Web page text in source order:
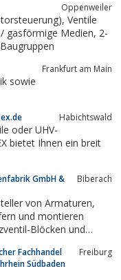
Selbstverständlich
Oppenweiler
Ventile
Frankfurt am Main
sowie
Habichtswald
oder UHV-
bietet Ihnen ein breit
GmbH &
Biberach
von Armaturen,
Blöcken und
Fachhandel
Südbaden
Freiburg